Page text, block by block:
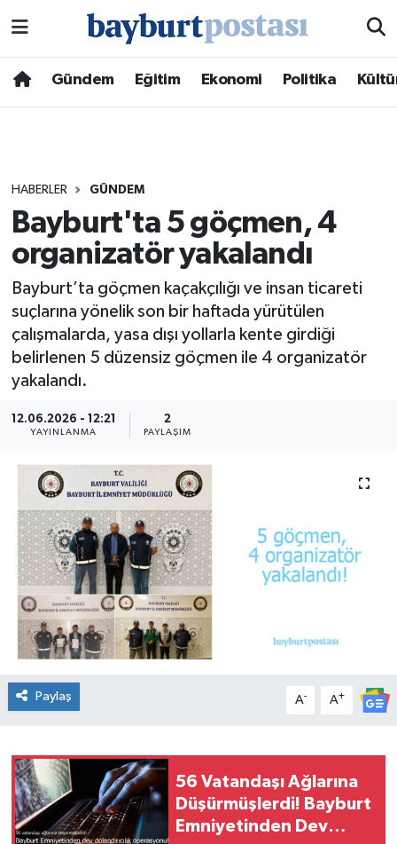
Gündem Eğitim Ekonomi Politika
HABERLER GÜNDEM
Bayburt'ta 5 göçmen, 4
organizatör yakalandı
Bayburt’ta göçmen kaçakçılığı ve insan ticareti
suçlarına yönelik son bir haftada yürütülen
çalışmalarda, yasa dışı yollarla kente girdiği
belirlenen 5 düzensiz göçmen ile 4 organizatör
yakalandı.
12.06.2026 - 12:21
YAYINLANMA
2
PAYLAŞIM
Paylaş A- A+
56 Vatandaşı Ağlarına
Düşürmüşlerdi! Bayburt
Emniyetinden Dev
Hava Durumu
Süper Lig Puan Durumu ve Fikstür
Tüm Manşetler
Son Dakika Haberleri
Haber Arşivi